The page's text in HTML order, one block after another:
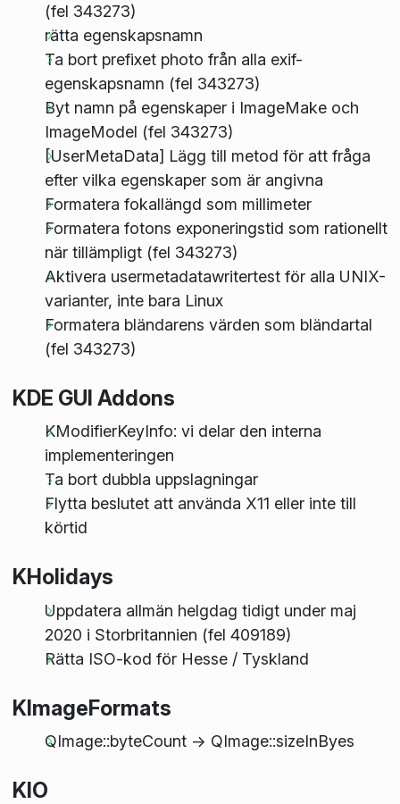
(fel 343273)
rätta egenskapsnamn
Ta bort prefixet photo från alla exif-
egenskapsnamn (fel 343273)
Byt namn på egenskaper i ImageMake och
ImageModel (fel 343273)
[UserMetaData] Lägg till metod för att fråga
efter vilka egenskaper som är angivna
Formatera fokallängd som millimeter
Formatera fotons exponeringstid som rationellt
när tillämpligt (fel 343273)
Aktivera usermetadatawritertest för alla UNIX-
varianter, inte bara Linux
Formatera bländarens värden som bländartal
(fel 343273)
KDE GUI Addons
KModifierKeyInfo: vi delar den interna
implementeringen
Ta bort dubbla uppslagningar
Flytta beslutet att använda X11 eller inte till
körtid
KHolidays
Uppdatera allmän helgdag tidigt under maj
2020 i Storbritannien (fel 409189)
Rätta ISO-kod för Hesse / Tyskland
KImageFormats
QImage::byteCount -> QImage::sizeInByes
KIO